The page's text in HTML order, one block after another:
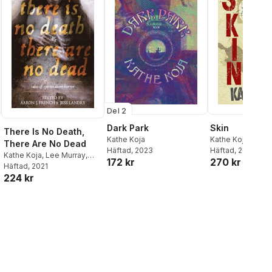
There Is No Death,
There Are No Dead
Kathe Koja, Lee Murray,
Laird Barron
Häftad, 2021
224 kr
Del 2
Dark Park
Kathe Koja
Häftad, 2023
172 kr
Skin
Kathe Koja
Häftad, 2025
270 kr